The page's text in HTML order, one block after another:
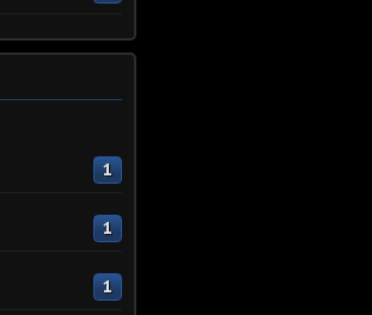
1
1
1